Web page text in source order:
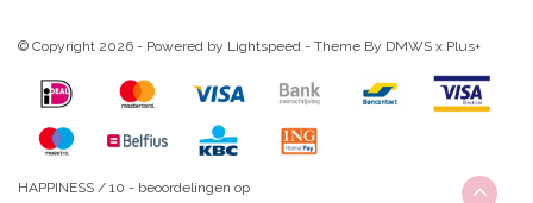
© Copyright 2026 - Powered by Lightspeed - Theme By DMWS x Plus+
HAPPINESS / 10 - beoordelingen op